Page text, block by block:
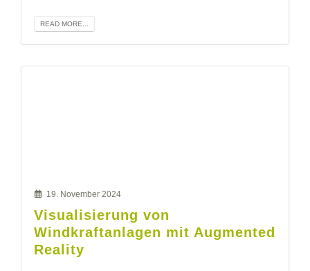
READ MORE...
19. November 2024
Visualisierung von
Windkraftanlagen mit Augmented
Reality